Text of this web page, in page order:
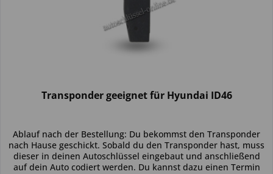
Transponder geeignet für Hyundai ID46
Ablauf nach der Bestellung: Du bekommst den Transponder
nach Hause geschickt. Sobald du den Transponder hast, muss
dieser in deinen Autoschlüssel eingebaut und anschließend
auf dein Auto codiert werden. Du kannst dazu einen Termin